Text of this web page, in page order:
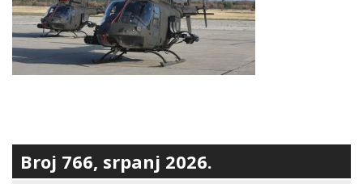
Broj 766, srpanj 2026.